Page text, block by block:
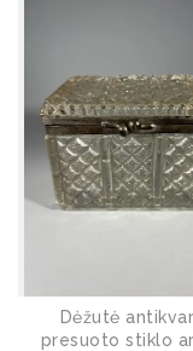
Dėžutė
presuoto stiklo